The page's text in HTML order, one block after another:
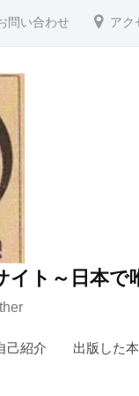
問い合わせ アク
イト～日本で
己紹介 出版した本